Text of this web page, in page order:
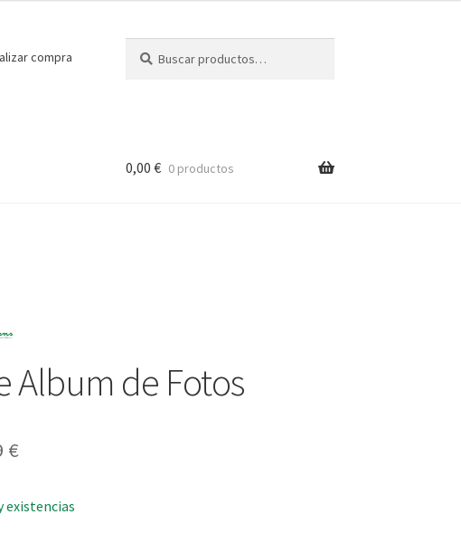
compra
por:
0,00 € 0 productos
Album de Fotos
€
existencias